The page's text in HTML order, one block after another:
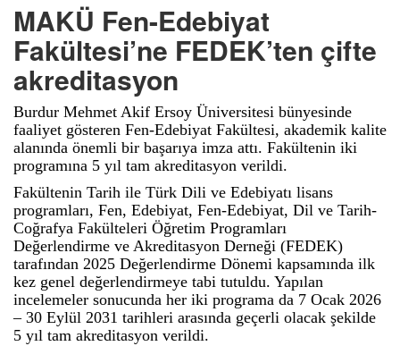
MAKÜ Fen-Edebiyat
Fakültesi’ne FEDEK’ten çifte
akreditasyon
Burdur Mehmet Akif Ersoy Üniversitesi bünyesinde
faaliyet gösteren Fen-Edebiyat Fakültesi, akademik kalite
alanında önemli bir başarıya imza attı. Fakültenin iki
programına 5 yıl tam akreditasyon verildi.
Fakültenin Tarih ile Türk Dili ve Edebiyatı lisans
programları, Fen, Edebiyat, Fen-Edebiyat, Dil ve Tarih-
Coğrafya Fakülteleri Öğretim Programları
Değerlendirme ve Akreditasyon Derneği (FEDEK)
tarafından 2025 Değerlendirme Dönemi kapsamında ilk
kez genel değerlendirmeye tabi tutuldu. Yapılan
incelemeler sonucunda her iki programa da 7 Ocak 2026
– 30 Eylül 2031 tarihleri arasında geçerli olacak şekilde
5 yıl tam akreditasyon verildi.